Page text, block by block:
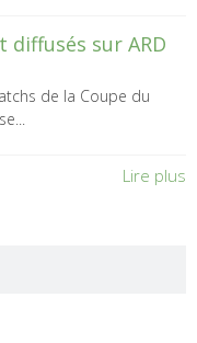
diffusés sur ARD
de la Coupe du
Lire plus